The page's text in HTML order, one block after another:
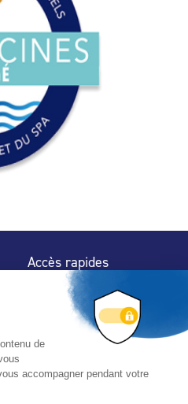
Accès rapides
Espace Presse
Trouver un
professionnel